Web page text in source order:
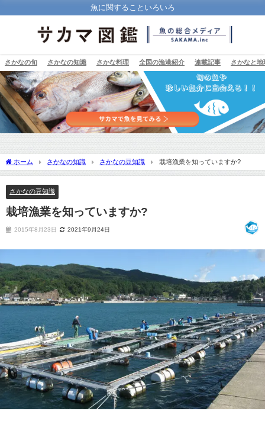
魚に関することいろいろ
さかなの旬 さかなの知識 さかな料理 全国の漁港紹介 連載記事 さかなと地
ホーム さかなの知識 さかなの豆知識 栽培漁業を知っていますか?
さかなの豆知識
栽培漁業を知っていますか?
2015年8月23日 2021年9月24日